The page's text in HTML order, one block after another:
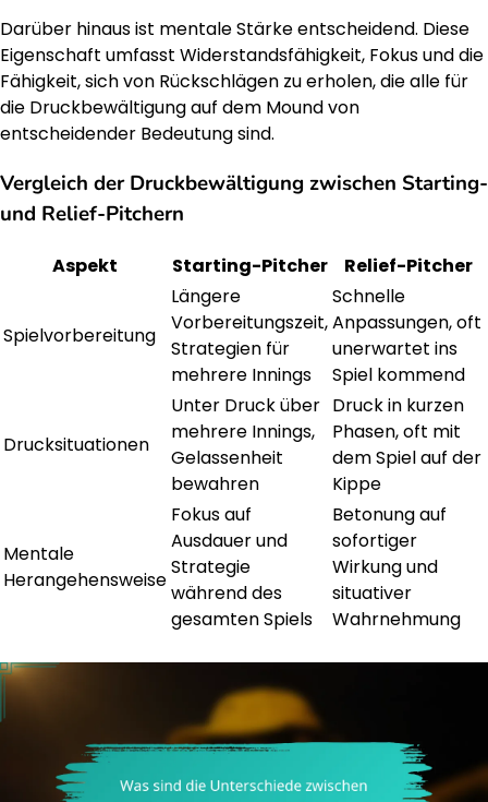
Darüber hinaus ist mentale Stärke entscheidend. Diese
Eigenschaft umfasst Widerstandsfähigkeit, Fokus und die
Fähigkeit, sich von Rückschlägen zu erholen, die alle für
die Druckbewältigung auf dem Mound von
entscheidender Bedeutung sind.
Vergleich der Druckbewältigung zwischen Starting-
und Relief-Pitchern
Aspekt Starting-Pitcher Relief-Pitcher
Spielvorbereitung
Längere
Vorbereitungszeit,
Strategien für
mehrere Innings
Schnelle
Anpassungen, oft
unerwartet ins
Spiel kommend
Drucksituationen
Unter Druck über
mehrere Innings,
Gelassenheit
bewahren
Druck in kurzen
Phasen, oft mit
dem Spiel auf der
Kippe
Mentale
Herangehensweise
Fokus auf
Ausdauer und
Strategie
während des
gesamten Spiels
Betonung auf
sofortiger
Wirkung und
situativer
Wahrnehmung